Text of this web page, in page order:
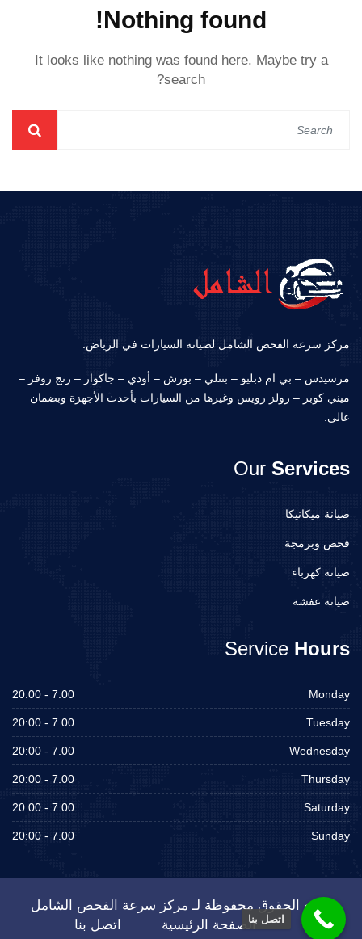
Nothing found!
It looks like nothing was found here. Maybe try a
search?
مركز سرعة الفحص الشامل لصيانة السيارات في الرياض:
مرسيدس – بي ام دبليو – بنتلي – بورش – أودي – جاكوار – رنج روفر –
ميني كوبر – رولز رويس وغيرها من السيارات بأحدث الأجهزة وبضمان
عالي.
Our Services
صيانة ميكانيكا
فحص وبرمجة
صيانة كهرباء
صيانة عفشة
Service Hours
Monday
7.00 - 20:00
Tuesday
7.00 - 20:00
Wednesday
7.00 - 20:00
Thursday
7.00 - 20:00
Saturday
7.00 - 20:00
Sunday
7.00 - 20:00
جميع الحقوق محفوظة لـ مركز سرعة الفحص الشامل
الصفحة الرئيسية
اتصل بنا اتصل بنا